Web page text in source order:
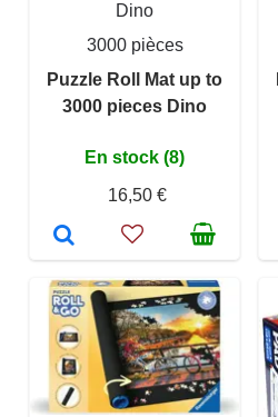
Dino
3000 pièces
Puzzle Roll Mat up to
3000 pieces Dino
En stock (8)
16,50 €